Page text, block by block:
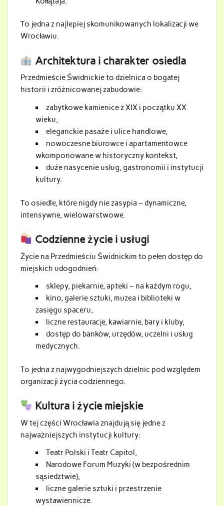
To jedna z najlepiej skomunikowanych lokalizacji we
Wrocławiu.
Architektura i charakter osiedla
Przedmieście Świdnickie to dzielnica o bogatej
historii i zróżnicowanej zabudowie:
zabytkowe kamienice z XIX i początku XX
wieku,
eleganckie pasaże i ulice handlowe,
nowoczesne biurowce i apartamentowce
wkomponowane w historyczny kontekst,
duże nasycenie usług, gastronomii i instytucji
kultury.
To osiedle, które nigdy nie zasypia – dynamiczne,
intensywne, wielowarstwowe.
Codzienne życie i usługi
Życie na Przedmieściu Świdnickim to pełen dostęp do
miejskich udogodnień:
sklepy, piekarnie, apteki – na każdym rogu,
kino, galerie sztuki, muzea i biblioteki w
zasięgu spaceru,
liczne restauracje, kawiarnie, bary i kluby,
dostęp do banków, urzędów, uczelni i usług
medycznych.
To jedna z najwygodniejszych dzielnic pod względem
organizacji życia codziennego.
Kultura i życie miejskie
W tej części Wrocławia znajdują się jedne z
najważniejszych instytucji kultury:
Teatr Polski i Teatr Capitol,
Narodowe Forum Muzyki (w bezpośrednim
sąsiedztwie),
liczne galerie sztuki i przestrzenie
wystawiennicze.